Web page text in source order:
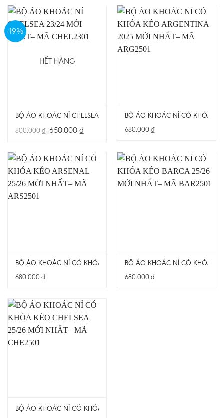
650.000 ₫.
-19%
HẾT HÀNG
BỘ ÁO KHOÁC NỈ CHELSEA 23/24 MỚI NHẤT– MÃ CHEL2301
800.000₫ Giá
gốc
650.000 ₫Giá
hiện
650.000 ₫.
BỘ ÁO KHOÁC NỈ CÓ KHÓA
680.000₫
BỘ ÁO KHOÁC NỈ CÓ KHÓA KÉO ARSENAL 25/26 MỚI NHẤT– MÃ
680.000₫
BỘ ÁO KHOÁC NỈ CÓ KHÓA
680.000₫
BỘ ÁO KHOÁC NỈ CÓ KHÓA KÉO CHELSEA 25/26 MỚI NHẤT– MÃ